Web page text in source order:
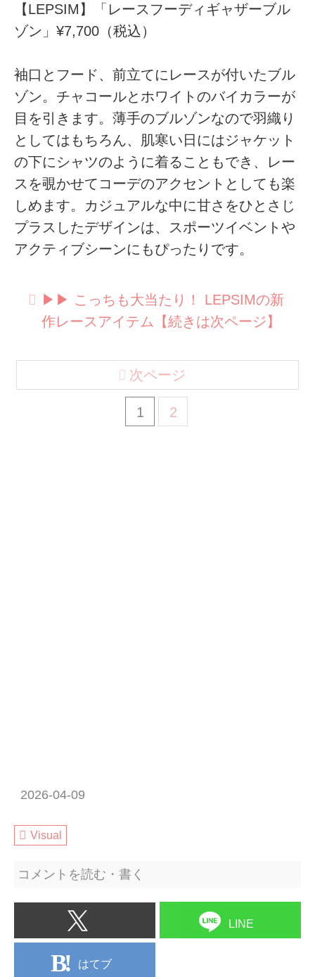
【LEPSIM】「レースフーディギャザーブル
ゾン」¥7,700（税込）
袖口とフード、前立てにレースが付いたブル
ゾン。チャコールとホワイトのバイカラーが
目を引きます。薄手のブルゾンなので羽織り
としてはもちろん、肌寒い日にはジャケット
の下にシャツのように着ることもでき、レー
スを覗かせてコーデのアクセントとしても楽
しめます。カジュアルな中に甘さをひとさじ
プラスしたデザインは、スポーツイベントや
アクティブシーンにもぴったりです。
▶︎▶︎ こっちも大当たり！ LEPSIMの新
作レースアイテム【続きは次ページ】
1 2
次ページ
2026-04-09
Visual
コメントを読む・書く
LINE
はてブ